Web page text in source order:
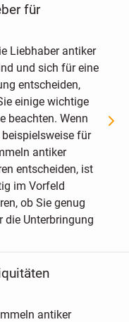
für
Liebhaber antiker
und sich für eine
entscheiden,
einige wichtige
beachten. Wenn
für
antiker
entscheiden, ist
im Vorfeld
ob Sie genug
die Unterbringung
antiker